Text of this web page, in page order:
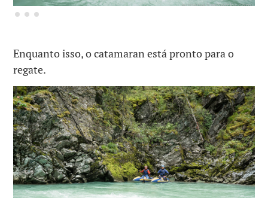
Enquanto isso, o catamaran está pronto para o
regate.